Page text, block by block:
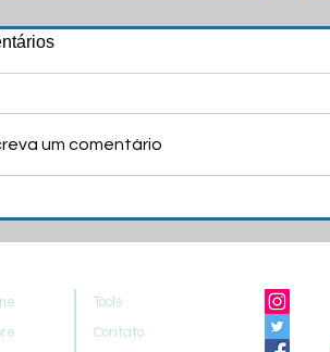
um comentário
Tools
Contato